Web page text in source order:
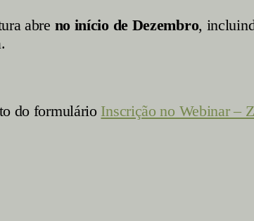
abre no início de Dezembro,
do formulário Inscrição no Webinar –